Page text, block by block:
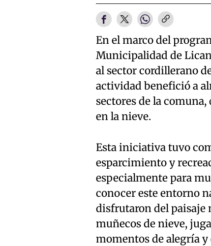
En el marco del
Municipalidad de
al sector cordillerano
actividad benefició a
sectores de la
en la nieve.
Esta iniciativa tuvo
esparcimiento y
especialmente para
conocer este entorno
disfrutaron del paisaje
muñecos de nieve,
momentos de alegría